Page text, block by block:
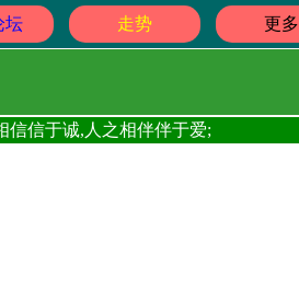
坛 走势 更多
信信于诚,人之相伴伴于爱;